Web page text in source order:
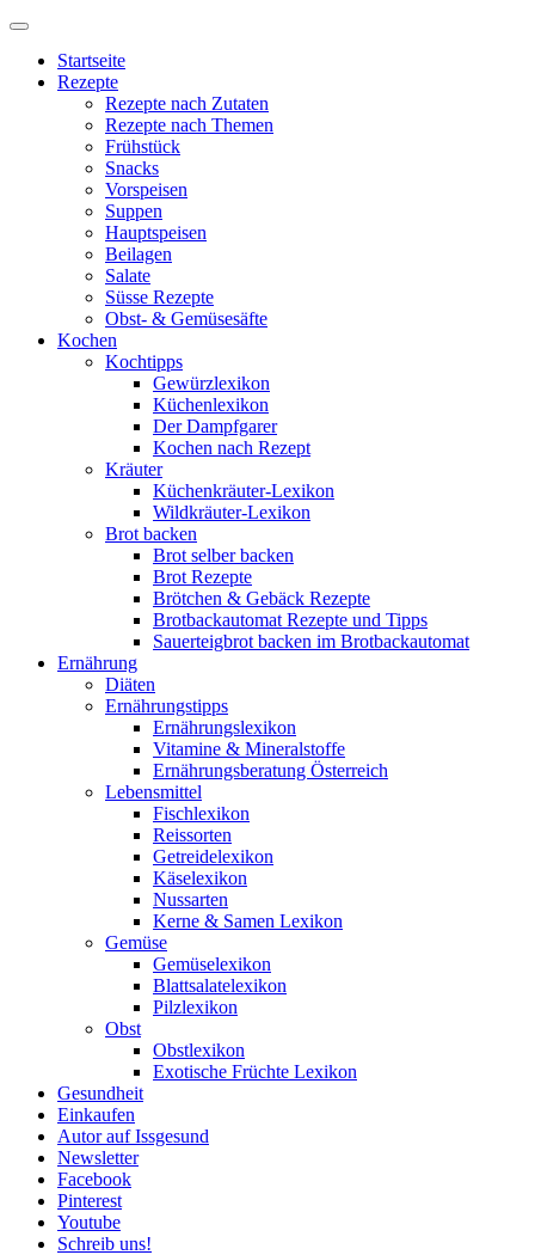
Startseite
Rezepte
Rezepte nach Zutaten
Rezepte nach Themen
Frühstück
Snacks
Vorspeisen
Suppen
Hauptspeisen
Beilagen
Salate
Süsse Rezepte
Obst- & Gemüsesäfte
Kochen
Kochtipps
Gewürzlexikon
Küchenlexikon
Der Dampfgarer
Kochen nach Rezept
Kräuter
Küchenkräuter-Lexikon
Wildkräuter-Lexikon
Brot backen
Brot selber backen
Brot Rezepte
Brötchen & Gebäck Rezepte
Brotbackautomat Rezepte und Tipps
Sauerteigbrot backen im Brotbackautomat
Ernährung
Diäten
Ernährungstipps
Ernährungslexikon
Vitamine & Mineralstoffe
Ernährungsberatung Österreich
Lebensmittel
Fischlexikon
Reissorten
Getreidelexikon
Käselexikon
Nussarten
Kerne & Samen Lexikon
Gemüse
Gemüselexikon
Blattsalatelexikon
Pilzlexikon
Obst
Obstlexikon
Exotische Früchte Lexikon
Gesundheit
Einkaufen
Autor auf Issgesund
Newsletter
Facebook
Pinterest
Youtube
Schreib uns!